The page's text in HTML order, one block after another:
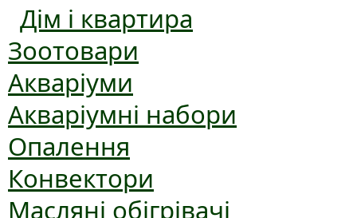
Дім і квартира
Зоотовари
Акваріуми
Акваріумні набори
Опалення
Конвектори
Масляні обігрівачі